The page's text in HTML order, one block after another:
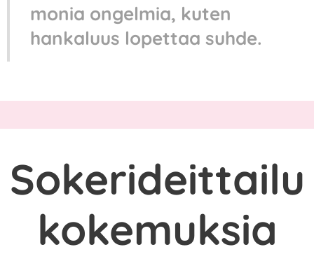
monia ongelmia, kuten
hankaluus lopettaa suhde.
Sokerideittailu
kokemuksia